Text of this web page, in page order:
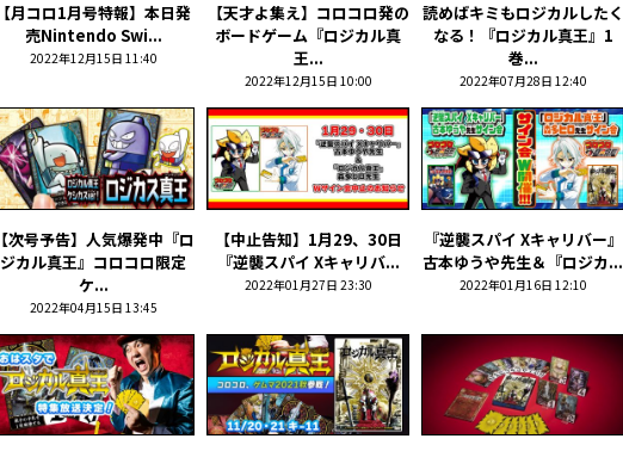
【月コロ1月号特報】本日発
売Nintendo Swi...
2022年12月15日 11:40
【天才よ集え】コロコロ発の
ボードゲーム『ロジカル真
王...
2022年12月15日 10:00
読めばキミもロジカルしたく
なる！『ロジカル真王』1
巻...
2022年07月28日 12:40
【次号予告】人気爆発中『ロ
ジカル真王』コロコロ限定
ケ...
2022年04月15日 13:45
【中止告知】1月29、30日
『逆襲スパイ Xキャリバ...
2022年01月27日 23:30
『逆襲スパイ Xキャリバー』
古本ゆうや先生＆『ロジカ...
2022年01月16日 12:10